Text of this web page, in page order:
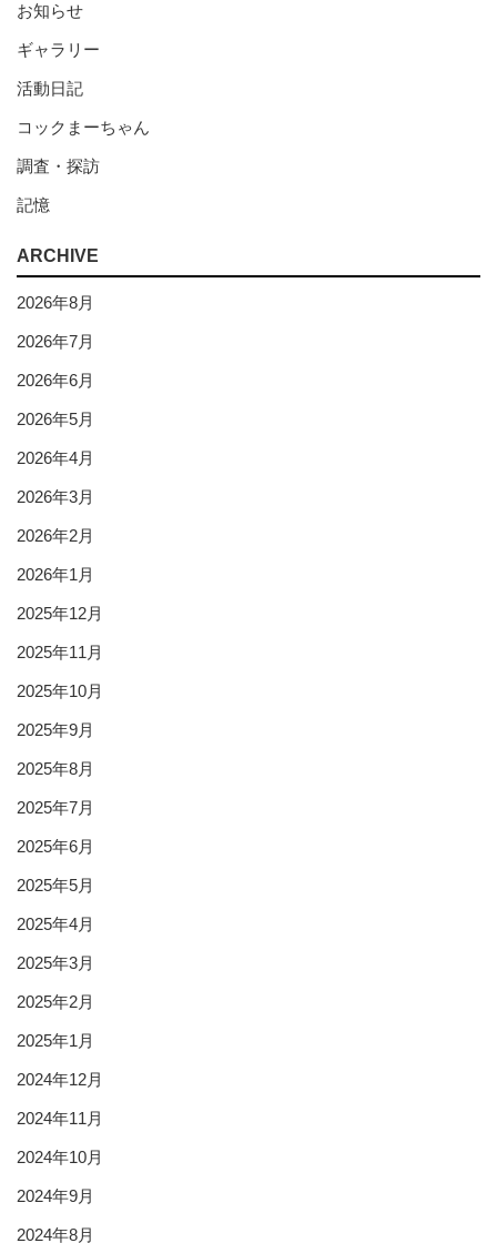
お知らせ
ギャラリー
活動日記
コックまーちゃん
調査・探訪
記憶
ARCHIVE
2026年8月
2026年7月
2026年6月
2026年5月
2026年4月
2026年3月
2026年2月
2026年1月
2025年12月
2025年11月
2025年10月
2025年9月
2025年8月
2025年7月
2025年6月
2025年5月
2025年4月
2025年3月
2025年2月
2025年1月
2024年12月
2024年11月
2024年10月
2024年9月
2024年8月